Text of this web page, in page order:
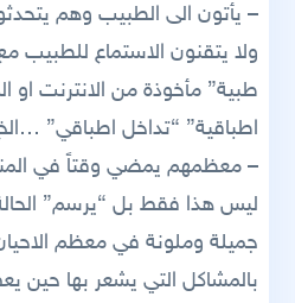
– يأتون الى الطبيب وهم
ولا يتقنون الاستماع
طبية” مأخوذة من الانترنت او
اطباقية” “تداخل اطباقي”
– معظمهم يمضي وقتاً في
ليس هذا فقط بل “يرسم”
جميلة وملونة في معظم
بالمشاكل التي يشعر بها حين